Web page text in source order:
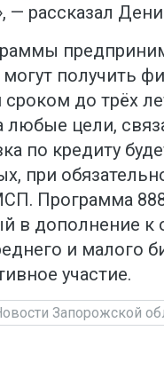
— рассказал
получить
сроком до трёх
любые цели,
по кредиту
при
Программа
в дополнение
и малого
участие.
Запорожской